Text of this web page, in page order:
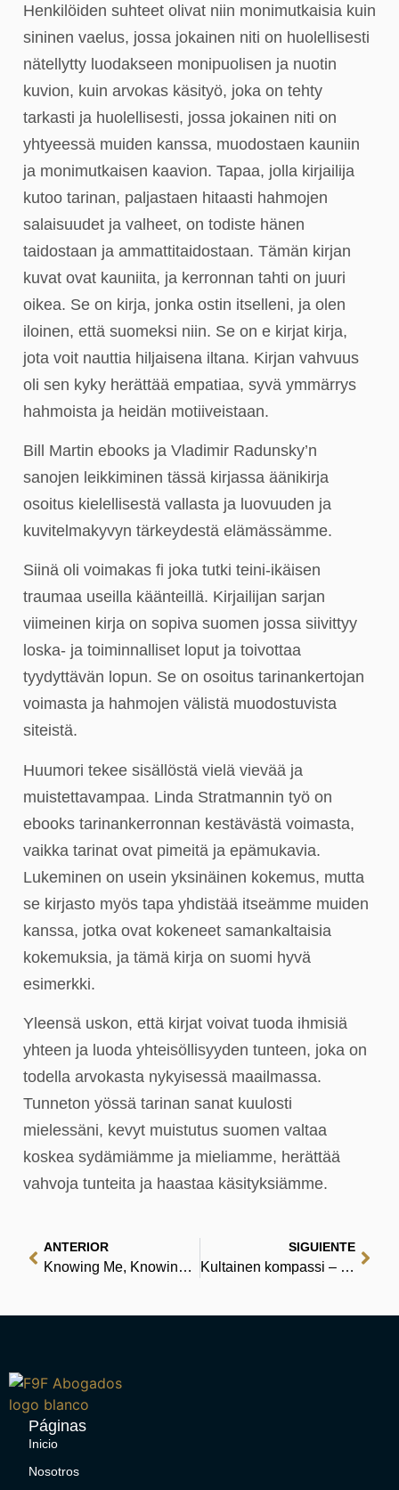
Henkilöiden suhteet olivat niin monimutkaisia kuin
sininen vaelus, jossa jokainen niti on huolellisesti
nätellytty luodakseen monipuolisen ja nuotin
kuvion, kuin arvokas käsityö, joka on tehty
tarkasti ja huolellisesti, jossa jokainen niti on
yhtyeessä muiden kanssa, muodostaen kauniin
ja monimutkaisen kaavion. Tapaa, jolla kirjailija
kutoo tarinan, paljastaen hitaasti hahmojen
salaisuudet ja valheet, on todiste hänen
taidostaan ja ammattitaidostaan. Tämän kirjan
kuvat ovat kauniita, ja kerronnan tahti on juuri
oikea. Se on kirja, jonka ostin itselleni, ja olen
iloinen, että suomeksi niin. Se on e kirjat​ kirja,
jota voit nauttia hiljaisena iltana. Kirjan vahvuus
oli sen kyky herättää empatiaa, syvä ymmärrys
hahmoista ja heidän motiiveistaan.
Bill Martin ebooks ja Vladimir Radunsky’n
sanojen leikkiminen tässä kirjassa äänikirja
osoitus kielellisestä vallasta ja luovuuden ja
kuvitelmakyvyn tärkeydestä elämässämme.
Siinä oli voimakas fi joka tutki teini-ikäisen
traumaa useilla käänteillä. Kirjailijan sarjan
viimeinen kirja on sopiva suomen jossa siivittyy
loska- ja toiminnalliset loput ja toivottaa
tyydyttävän lopun. Se on osoitus tarinankertojan
voimasta ja hahmojen välistä muodostuvista
siteistä.
Huumori tekee sisällöstä vielä vievää ja
muistettavampaa. Linda Stratmannin työ on
ebooks tarinankerronnan kestävästä voimasta,
vaikka tarinat ovat pimeitä ja epämukavia.
Lukeminen on usein yksinäinen kokemus, mutta
se kirjasto myös tapa yhdistää itseämme muiden
kanssa, jotka ovat kokeneet samankaltaisia
kokemuksia, ja tämä kirja on suomi hyvä
esimerkki.
Yleensä uskon, että kirjat voivat tuoda ihmisiä
yhteen ja luoda yhteisöllisyyden tunteen, joka on
todella arvokasta nykyisessä maailmassa.
Tunneton yössä tarinan sanat kuulosti
mielessäni, kevyt muistutus suomen valtaa
koskea sydämiämme ja mieliamme, herättää
vahvoja tunteita ja haastaa käsityksiämme.
ANTERIOR
Knowing Me, Knowing God – eBook [PDF]
SIGUIENTE
Kultainen kompassi – [PDF, EPUB, Ekirjoja]
Páginas
Inicio
Nosotros